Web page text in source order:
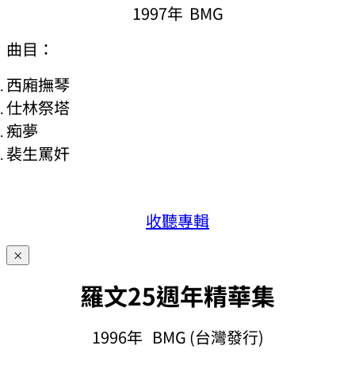
1997年 BMG
曲目：
西廂撫琴
仕林祭塔
痴夢
裴生罵奸
收聽專輯
×
羅文25週年精華集
1996年 BMG (台灣發行)